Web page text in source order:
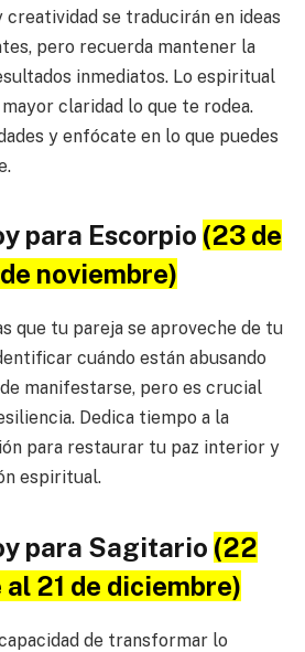
creatividad se traducirán en ideas
pero recuerda mantener la
inmediatos. Lo espiritual
claridad lo que te rodea.
y enfócate en lo que puedes
para Escorpio (23 de
noviembre)
que tu pareja se aproveche de tu
cuándo están abusando
manifestarse, pero es crucial
Dedica tiempo a la
para restaurar tu paz interior y
espiritual.
para Sagitario (22
21 de diciembre)
de transformar lo